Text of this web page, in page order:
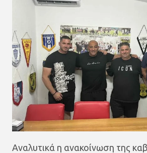
Αναλυτικά η ανακοίνωση της